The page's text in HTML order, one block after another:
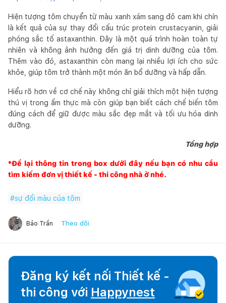
Hiện tượng tôm chuyển từ màu xanh xám sang đỏ cam khi chín
là kết quả của sự thay đổi cấu trúc protein crustacyanin, giải
phóng sắc tố astaxanthin. Đây là một quá trình hoàn toàn tự
nhiên và không ảnh hưởng đến giá trị dinh dưỡng của tôm.
Thêm vào đó, astaxanthin còn mang lại nhiều lợi ích cho sức
khỏe, giúp tôm trở thành một món ăn bổ dưỡng và hấp dẫn.
Hiểu rõ hơn về cơ chế này không chỉ giải thích một hiện tượng
thú vị trong ẩm thực mà còn giúp bạn biết cách chế biến tôm
đúng cách để giữ được màu sắc đẹp mắt và tối ưu hóa dinh
dưỡng.
Tổng hợp
*Để lại thông tin trong box dưới đây nếu bạn có nhu cầu
tìm kiếm đơn vị thiết kế - thi công nhà ở nhé.
#sự đổi màu của tôm
Bảo Trần Theo dõi
Đăng ký kết nối Thiết kế -
thi công với Happynest